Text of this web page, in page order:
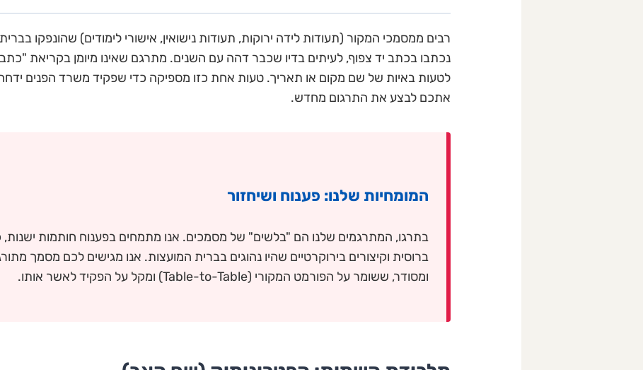
רבים ממסמכי המקור (תעודות לידה ירוקות, תעודות נישואין, אישורי לימודים) שהונפקו
נכתבו בכתב יד צפוף, לעיתים בדיו שכבר דהה עם השנים. מתרגם שאינו מיומן בקריאת
לטעות באיות של שם מקום או תאריך. טעות אחת כזו מספיקה כדי שפקיד משרד הפנים
אתכם לבצע את התרגום מחדש.
המומחיות שלנו: פענוח ושיחזור
בתרגו, המתרגמים שלנו הם "בלשים" של מסמכים. אנו מתמחים בפענוח חותמות ישנות,
ברוסית וקיצורים בירוקרטיים שהיו נהוגים בברית המועצות. אנו מגישים לכם מסמך
ומסודר, ששומר על הפורמט המקורי (Table-to-Table) ומקל על הפקיד לאשר אותו.